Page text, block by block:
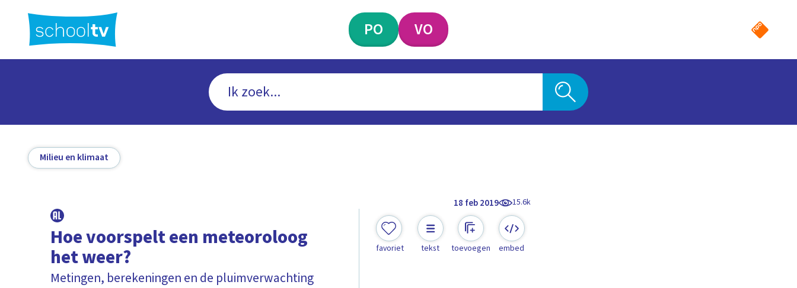
hoofdinhoud
PO VO
Milieu en klimaat
18 feb 2019 15.6k
Hoe voorspelt een meteoroloog
het weer?
Metingen, berekeningen en de pluimverwachting
favoriet tekst toevoegen embed